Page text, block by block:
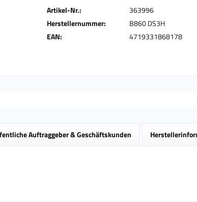
Artikel-Nr.:
363996
Herstellernummer:
B860 DS3H
EAN:
4719331868178
Auftraggeber & Geschäftskunden